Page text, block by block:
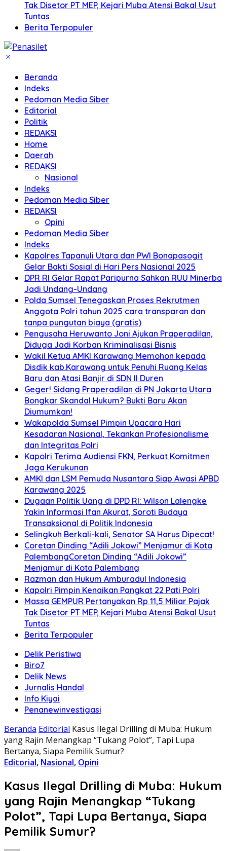
Tak Disetor PT MEP, Kejari Muba Atensi Bakal Usut
Tuntas
Berita Terpopuler
Beranda
Indeks
Pedoman Media Siber
Editorial
Politik
REDAKSI
Home
Daerah
REDAKSI
Nasional
Indeks
Pedoman Media Siber
REDAKSI
Opini
Pedoman Media Siber
Indeks
Kapolres Tapanuli Utara dan PWI Bonapasogit
Gelar Bakti Sosial di Hari Pers Nasional 2025
DPR RI Gelar Rapat Paripurna Sahkan RUU Minerba
Jadi Undang-Undang
Polda Sumsel Tenegaskan Proses Rekrutmen
Anggota Polri tahun 2025 cara transparan dan
tanpa pungutan biaya (gratis)
Pengusaha Heruwanto Joni Ajukan Praperadilan,
Diduga Jadi Korban Kriminalisasi Bisnis
Wakil Ketua AMKI Karawang Memohon kepada
Disdik kab.Karawang untuk Penuhi Ruang Kelas
Baru dan Atasi Banjir di SDN II Duren
Geger! Sidang Praperadilan di PN Jakarta Utara
Bongkar Skandal Hukum? Bukti Baru Akan
Diumumkan!
Wakapolda Sumsel Pimpin Upacara Hari
Kesadaran Nasional, Tekankan Profesionalisme
dan Integritas Polri
Kapolri Terima Audiensi FKN, Perkuat Komitmen
Jaga Kerukunan
AMKI dan LSM Pemuda Nusantara Siap Awasi APBD
Karawang 2025
Dugaan Politik Uang di DPD RI: Wilson Lalengke
Yakin Informasi Ifan Akurat, Soroti Budaya
Transaksional di Politik Indonesia
Selingkuh Berkali-kali, Senator SA Harus Dipecat!
Coretan Dinding “Adili Jokowi” Menjamur di Kota
PalembangCoretan Dinding “Adili Jokowi”
Menjamur di Kota Palembang
Razman dan Hukum Amburadul Indonesia
Kapolri Pimpin Kenaikan Pangkat 22 Pati Polri
Massa GEMPUR Pertanyakan Rp 11,5 Miliar Pajak
Tak Disetor PT MEP, Kejari Muba Atensi Bakal Usut
Tuntas
Berita Terpopuler
Delik Peristiwa
Biro7
Delik News
Jurnalis Handal
Info Kiyai
Penanewinvestigasi
Beranda Editorial Kasus Ilegal Drilling di Muba: Hukum
yang Rajin Menangkap “Tukang Polot”, Tapi Lupa
Bertanya, Siapa Pemilik Sumur?
Editorial, Nasional, Opini
Kasus Ilegal Drilling di Muba: Hukum
yang Rajin Menangkap “Tukang
Polot”, Tapi Lupa Bertanya, Siapa
Pemilik Sumur?